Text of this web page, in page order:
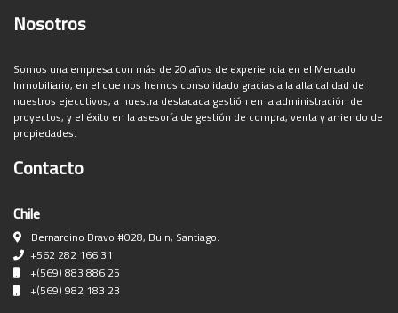
Nosotros
Somos una empresa con más de 20 años de experiencia en el Mercado
Inmobiliario, en el que nos hemos consolidado gracias a la alta calidad de
nuestros ejecutivos, a nuestra destacada gestión en la administración de
proyectos, y el éxito en la asesoría de gestión de compra, venta y arriendo de
propiedades.
Contacto
Chile
Bernardino Bravo #028, Buin, Santiago.
+562 282 166 31
+(569) 883 886 25
+(569) 982 183 23